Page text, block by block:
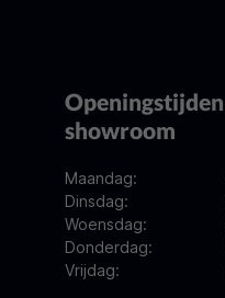
Openingstijden
showroom
Maandag:
Dinsdag:
Woensdag:
Donderdag:
Vrijdag: